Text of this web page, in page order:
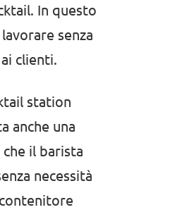
In questo
senza
clienti.
station
anche una
il barista
necessità